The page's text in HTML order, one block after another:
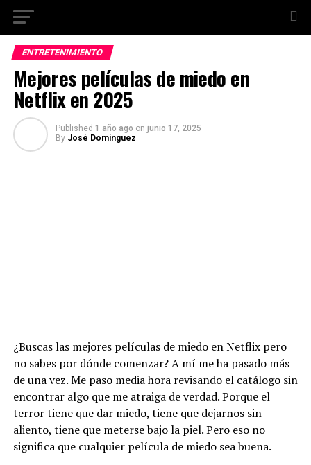
ENTRETENIMIENTO
Mejores películas de miedo en
Netflix en 2025
Published 1 año ago on junio 17, 2025
By José Domínguez
¿Buscas las mejores películas de miedo en Netflix pero
no sabes por dónde comenzar? A mí me ha pasado más
de una vez. Me paso media hora revisando el catálogo sin
encontrar algo que me atraiga de verdad. Porque el
terror tiene que dar miedo, tiene que dejarnos sin
aliento, tiene que meterse bajo la piel. Pero eso no
significa que cualquier película de miedo sea buena.